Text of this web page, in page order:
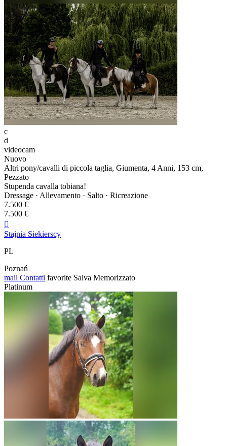
c
d
videocam
Nuovo
Altri pony/cavalli di piccola taglia, Giumenta, 4 Anni, 153 cm,
Pezzato
Stupenda cavalla tobiana!
Dressage · Allevamento · Salto · Ricreazione
7.500 €
7.500 €

Stajnia Siekierscy
PL
Poznań
mail Contatti favorite Salva Memorizzato
Platinum